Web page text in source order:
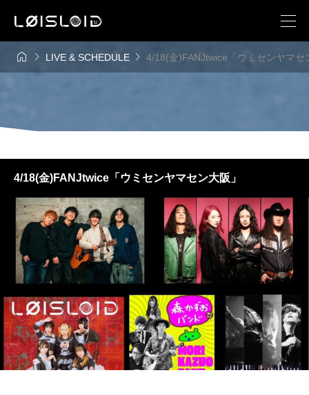
  LIVE & SCHEDULE  4/18(金)FANJtwice「ウミセンヤマセ
4/18(金)FANJtwice「ウミセンヤマセン大阪」